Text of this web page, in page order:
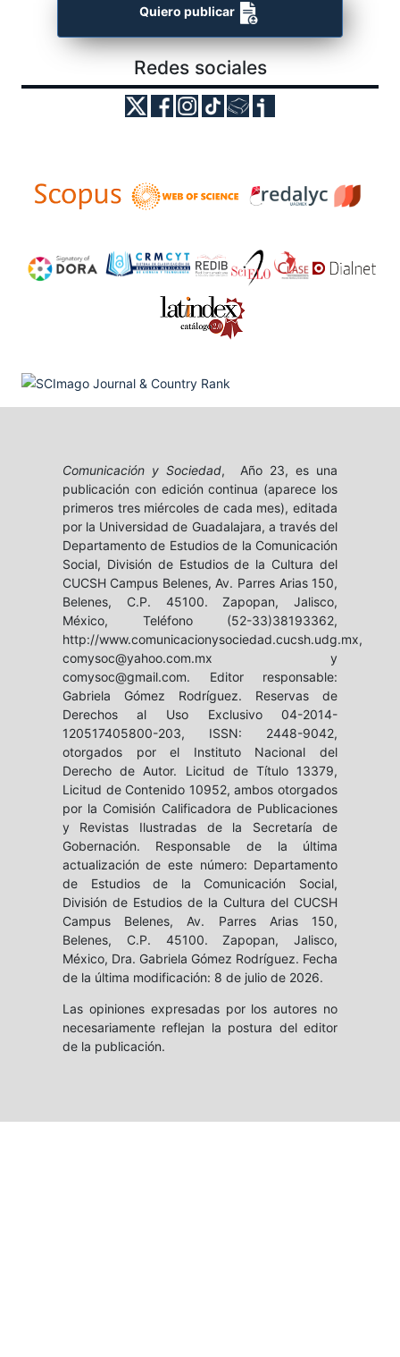
Quiero publicar
Redes sociales
Comunicación y Sociedad, Año 23, es una
publicación con edición continua (aparece los
primeros tres miércoles de cada mes), editada
por la Universidad de Guadalajara, a través del
Departamento de Estudios de la Comunicación
Social, División de Estudios de la Cultura del
CUCSH Campus Belenes, Av. Parres Arias 150,
Belenes, C.P. 45100. Zapopan, Jalisco,
México, Teléfono (52-33)38193362,
http://www.comunicacionysociedad.cucsh.udg.mx,
comysoc@yahoo.com.mx y
comysoc@gmail.com. Editor responsable:
Gabriela Gómez Rodríguez. Reservas de
Derechos al Uso Exclusivo 04-2014-
120517405800-203, ISSN: 2448-9042,
otorgados por el Instituto Nacional del
Derecho de Autor. Licitud de Título 13379,
Licitud de Contenido 10952, ambos otorgados
por la Comisión Calificadora de Publicaciones
y Revistas Ilustradas de la Secretaría de
Gobernación. Responsable de la última
actualización de este número: Departamento
de Estudios de la Comunicación Social,
División de Estudios de la Cultura del CUCSH
Campus Belenes, Av. Parres Arias 150,
Belenes, C.P. 45100. Zapopan, Jalisco,
México, Dra. Gabriela Gómez Rodríguez. Fecha
de la última modificación: 8 de julio de 2026.
Las opiniones expresadas por los autores no
necesariamente reflejan la postura del editor
de la publicación.